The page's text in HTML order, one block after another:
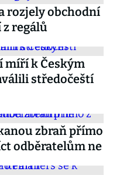
rozjely obchodní
z regálů
míří k Českým
středočeští
zbraň přímo
odběratelům ne